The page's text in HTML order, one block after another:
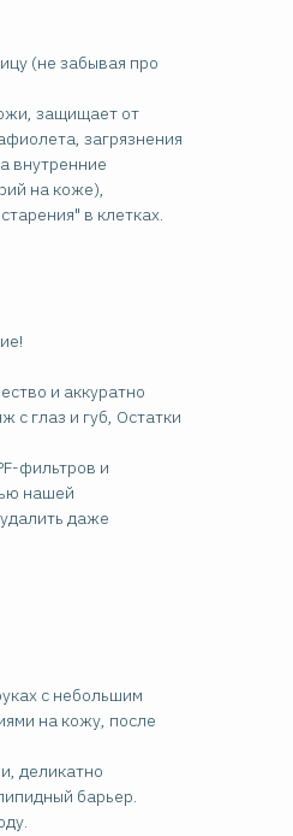
(не забывая про
защищает от
загрязнения
внутренние
на коже),
в клетках.
и аккуратно
с глаз и губ, Остатки
фильтров и
нашей
даже
с небольшим
на кожу, после
деликатно
барьер.